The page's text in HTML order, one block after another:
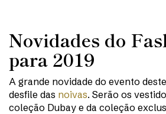
Novidades do
para 2019
A grande novidade do evento
desfile das noivas. Serão os
coleção Dubay e da coleção